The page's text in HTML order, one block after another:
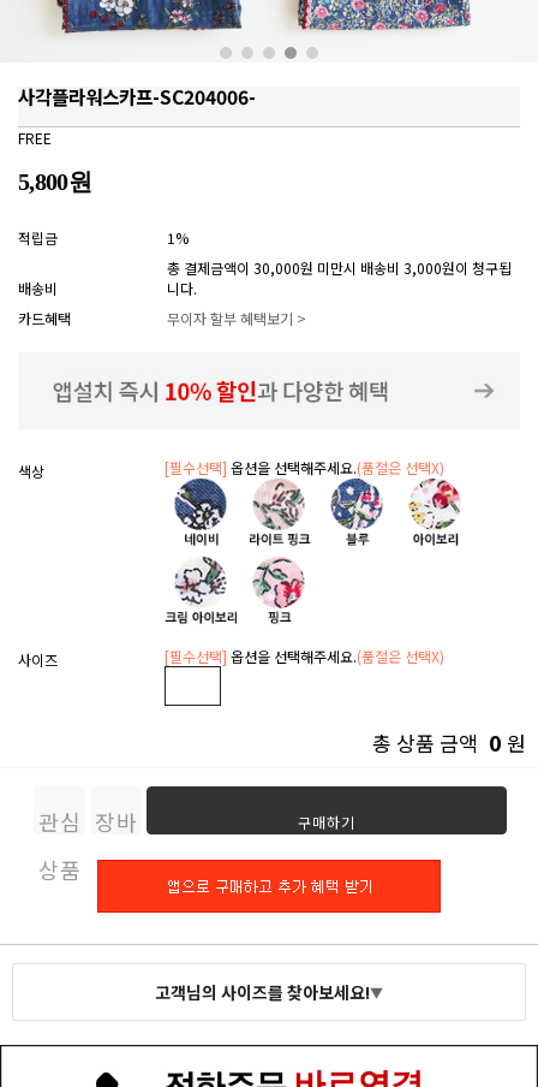
사각플라워스카프-SC204006-
FREE
5,800원
적립금 1%
배송비
총 결제금액이 30,000원 미만시 배송비 3,000원이 청구됩
니다.
카드혜택
무이자 할부 혜택보기 >
색상 [필수선택] 옵션을 선택해주세요.(품절은 선택X)
사이즈 [필수선택] 옵션을 선택해주세요.(품절은 선택X)
총 상품 금액 0 원
관심
상품
장바
구니
구매하기
고객님의 사이즈를 찾아보세요!▼